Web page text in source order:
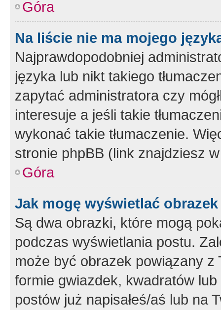
Góra
Na liście nie ma mojego
Najprawdopodobniej
języka lub nikt takiego
zapytać administratora czy
interesuje a jeśli takie
wykonać takie tłumaczenie.
stronie phpBB (link znajdziesz
Góra
Jak mogę wyświetlać
Są dwa obrazki, które mogą
podczas wyświetlania postu.
może być obrazek powiązany z
formie gwiazdek, kwadratów
postów już napisałeś/aś lub na